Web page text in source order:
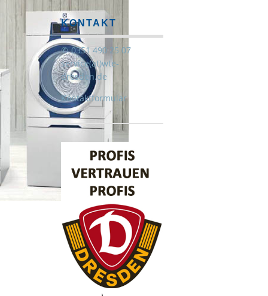
KONTAKT
0351 490 25 07
service(at)wte-
dresden.de
Kontaktformular